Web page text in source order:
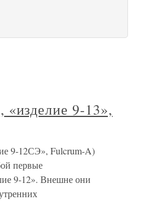
9-13»,
9-12СЭ», Fulcrum-A)
первые
9-12». Внешне они